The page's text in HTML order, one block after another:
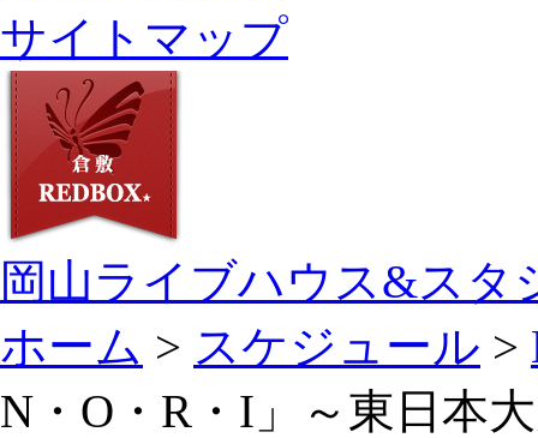
サイトマップ
岡山ライブハウス&スタ
ホーム > スケジュール >
N・O・R・I」～東日本